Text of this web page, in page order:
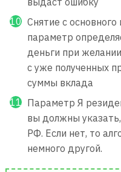
Снятие с
параметр
деньги при
с уже полученных
суммы вклада
Параметр Я
вы должны
РФ. Если нет, то
немного другой.